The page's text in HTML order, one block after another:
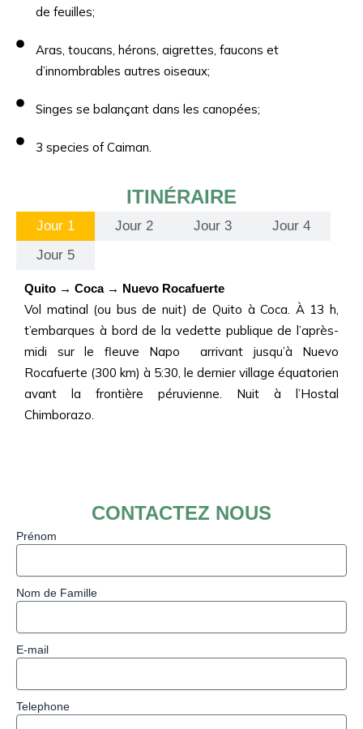
de feuilles;
Aras, toucans, hérons, aigrettes, faucons et
d’innombrables autres oiseaux;
Singes se balançant dans les canopées;
3 species of Caiman.
ITINÉRAIRE
Jour 1 Jour 2 Jour 3
Jour 4
Jour 5
Quito → Coca → Nuevo Rocafuerte
Vol matinal (ou bus de nuit) de Quito à Coca. À 13 h,
t’embarques à bord de la vedette publique de l’après-
midi sur le fleuve Napo arrivant jusqu’à Nuevo
Rocafuerte (300 km) à 5:30, le dernier village équatorien
avant la frontière péruvienne. Nuit à l’Hostal
Chimborazo.
CONTACTEZ NOUS
Prénom
Nom de Famille
E-mail
Telephone